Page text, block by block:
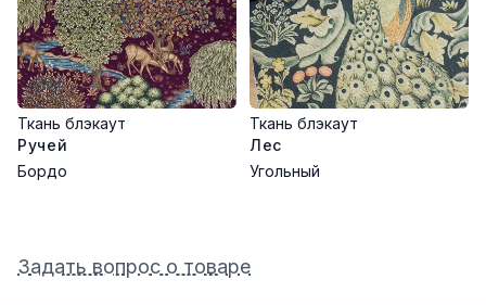
Ткань блэкаут
Ручей
Бордо
Ткань блэкаут
Лес
Угольный
Задать вопрос о товаре